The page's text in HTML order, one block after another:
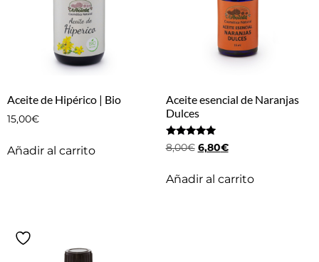
Aceite de Hipérico | Bio
15,00€
Añadir al carrito
Aceite esencial de Naranjas
Dulces
Valorado
con
de 5
8,00€ 6,80€
Añadir al carrito